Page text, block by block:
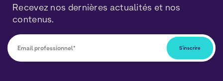
Recevez nos dernières actualités et nos
contenus.